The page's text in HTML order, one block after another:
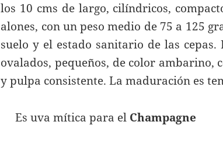
los 10 cms de largo, cilíndricos,
alones, con un peso medio de 75 a 125
suelo y el estado sanitario de las cepas.
ovalados, pequeños, de color ambarino,
y pulpa consistente. La maduración es
Es uva mítica para el Champagne